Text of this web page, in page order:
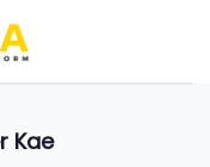
Kae